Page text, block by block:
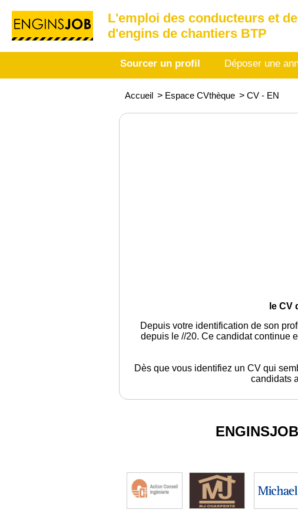
L'emploi des conducteurs et
d'engins de chantiers BTP
Sourcer un profil Déposer une
Accueil > Espace CVthèque > CV - EN
le CV
Depuis votre identification de son
depuis le //20. Ce candidat continue
Dès que vous identifiez un CV qui
candidats
ENGINSJOB